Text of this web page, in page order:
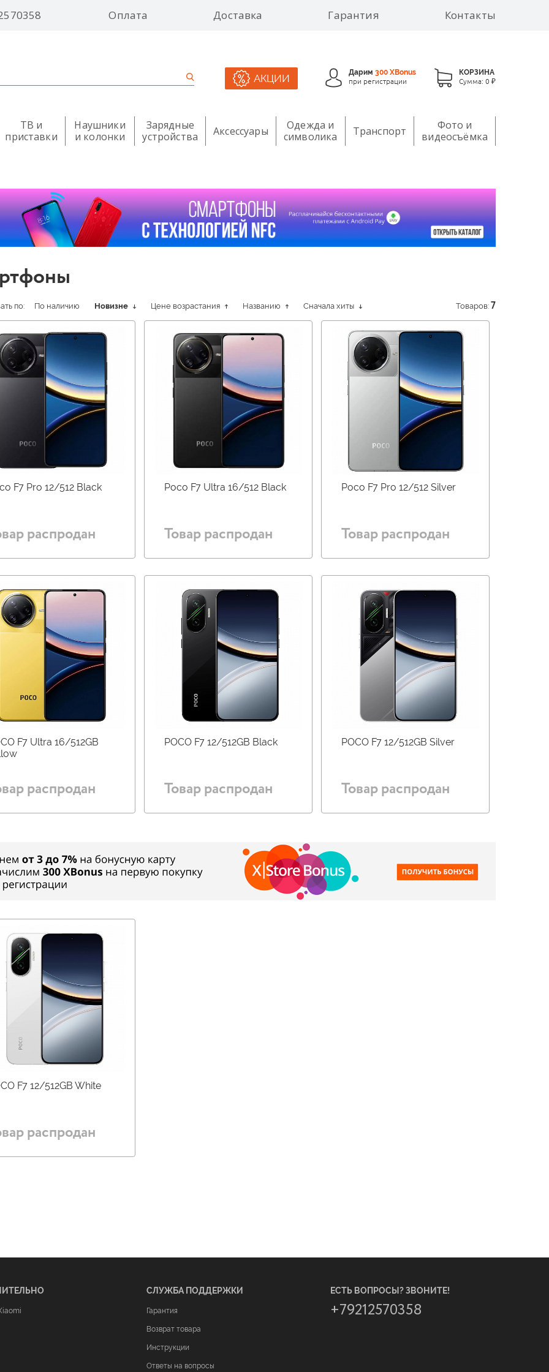
Оплата Доставка Гарантия Контакты
АКЦИИ
Дарим 300 XBonus
при регистрации
КОРЗИНА
Сумма: 0 ₽
ТВ и
приставки
Наушники
и колонки
Зарядные
устройства
Аксессуары
Одежда и
символика
Транспорт
Фото и
видеосъёмка
по: По наличию Новизне Цене возрастания Названию Сначала хиты Товаров: 7
F7 Pro 12/512 Black
распродан
Poco F7 Ultra 16/512 Black
Товар распродан
Poco F7 Pro 12/512 Silver
Товар распродан
F7 Ultra 16/512GB
распродан
POCO F7 12/512GB Black
Товар распродан
POCO F7 12/512GB Silver
Товар распродан
F7 12/512GB White
распродан
СЛУЖБА ПОДДЕРЖКИ
Гарантия
Возврат товара
Инструкции
Ответы на вопросы
ЕСТЬ ВОПРОСЫ? ЗВОНИТЕ!
+79212570358